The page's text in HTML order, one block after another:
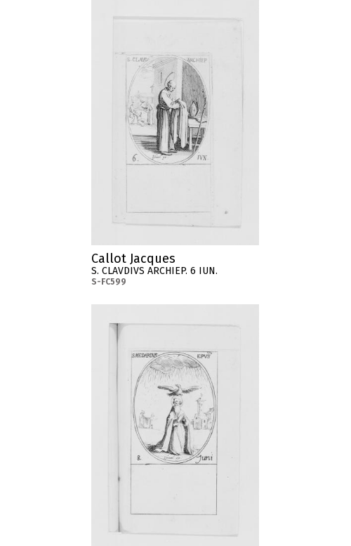
Callot Jacques
S. CLAVDIVS ARCHIEP. 6 IUN.
S-FC599